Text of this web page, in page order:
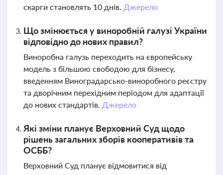
скарги становлять 10 днів. Джерело
Що змінюється у виноробній галузі України
відповідно до нових правил?
Виноробна галузь переходить на європейську
модель з більшою свободою для бізнесу,
введенням Виноградарсько-виноробного реєстру
та дворічним перехідним періодом для адаптації
до нових стандартів. Джерело
Які зміни планує Верховний Суд щодо
рішень загальних зборів кооперативів та
ОСББ?
Верховний Суд планує відмовитися від